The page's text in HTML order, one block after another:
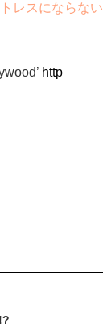
レスにならない
http